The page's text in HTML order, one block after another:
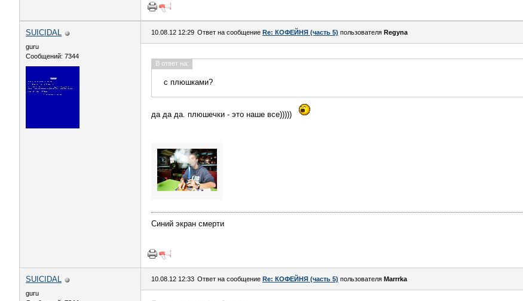
SUICIDAL
guru
Сообщений: 7344
10.08.12 12:29 Ответ на сообщение Re: КОФЕЙНЯ (часть 5) пользователя Regyna
В ответ на:
с плюшками?
да да да. плюшечки - это наше все)))))
Синий экран смерти
SUICIDAL
guru
10.08.12 12:33 Ответ на сообщение Re: КОФЕЙНЯ (часть 5) пользователя Marrrka